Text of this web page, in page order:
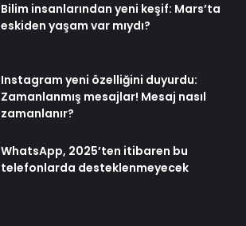
Bilim insanlarından yeni keşif: Mars’ta
eskiden yaşam var mıydı?
Instagram yeni özelliğini duyurdu:
Zamanlanmış mesajlar! Mesaj nasıl
zamanlanır?
WhatsApp, 2025’ten itibaren bu
telefonlarda desteklenmeyecek